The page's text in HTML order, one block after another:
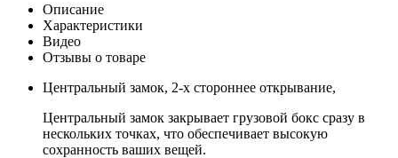
Описание
Характеристики
Видео
Отзывы о товаре
Центральный замок, 2-х стороннее открывание,
Центральный замок закрывает грузовой бокс сразу в
нескольких точках, что обеспечивает высокую
сохранность ваших вещей.